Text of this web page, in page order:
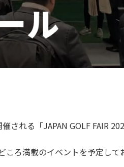
れる「JAPAN GOLF FAIR
ろ満載のイベントを予定して